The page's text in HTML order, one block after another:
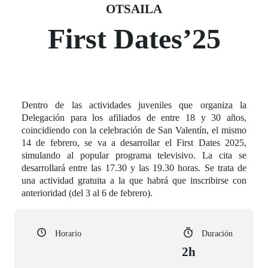
Fecha del evento
OTSAILA
14 otsaila
First Dates’25
Dentro de las actividades juveniles que organiza la
Delegación para los afiliados de entre 18 y 30 años,
coincidiendo con la celebración de San Valentín, el mismo
14 de febrero, se va a desarrollar el First Dates 2025,
simulando al popular programa televisivo. La cita se
desarrollará entre las 17.30 y las 19.30 horas. Se trata de
una actividad gratuita a la que habrá que inscribirse con
anterioridad (del 3 al 6 de febrero).
Horario Duración
2h